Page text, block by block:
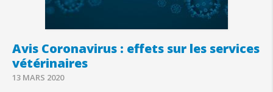
Avis Coronavirus : effets sur les services
vétérinaires
13 MARS 2020